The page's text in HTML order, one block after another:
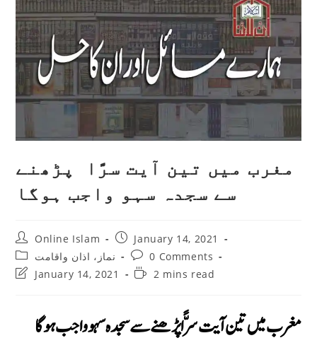
مغرب میں تین آیت سرًّا پڑھنے
سے سجدہ سہو واجب ہوگا
Post
author:
Online Islam
Post
published:
January 14, 2021
Post
category:
نماز، اذان واقامت
Post
comments:
0 Comments
PostJanuary 14, 2021
Reading2 mins read
مغرب میں تین آیت سرًّا پڑھنے سے سجدہ سہو واجب ہوگا